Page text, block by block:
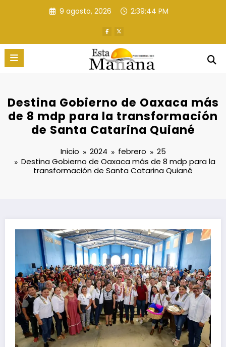
9 agosto, 2026 2:39:45 PM
Destina Gobierno de Oaxaca más
de 8 mdp para la transformación
de Santa Catarina Quiané
Inicio 2024 febrero
25
Destina Gobierno de Oaxaca más de 8 mdp para la
transformación de Santa Catarina Quiané